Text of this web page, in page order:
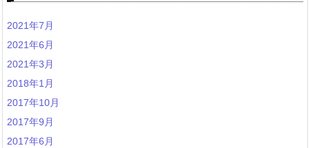
2021年7月
2021年6月
2021年3月
2018年1月
2017年10月
2017年9月
2017年6月